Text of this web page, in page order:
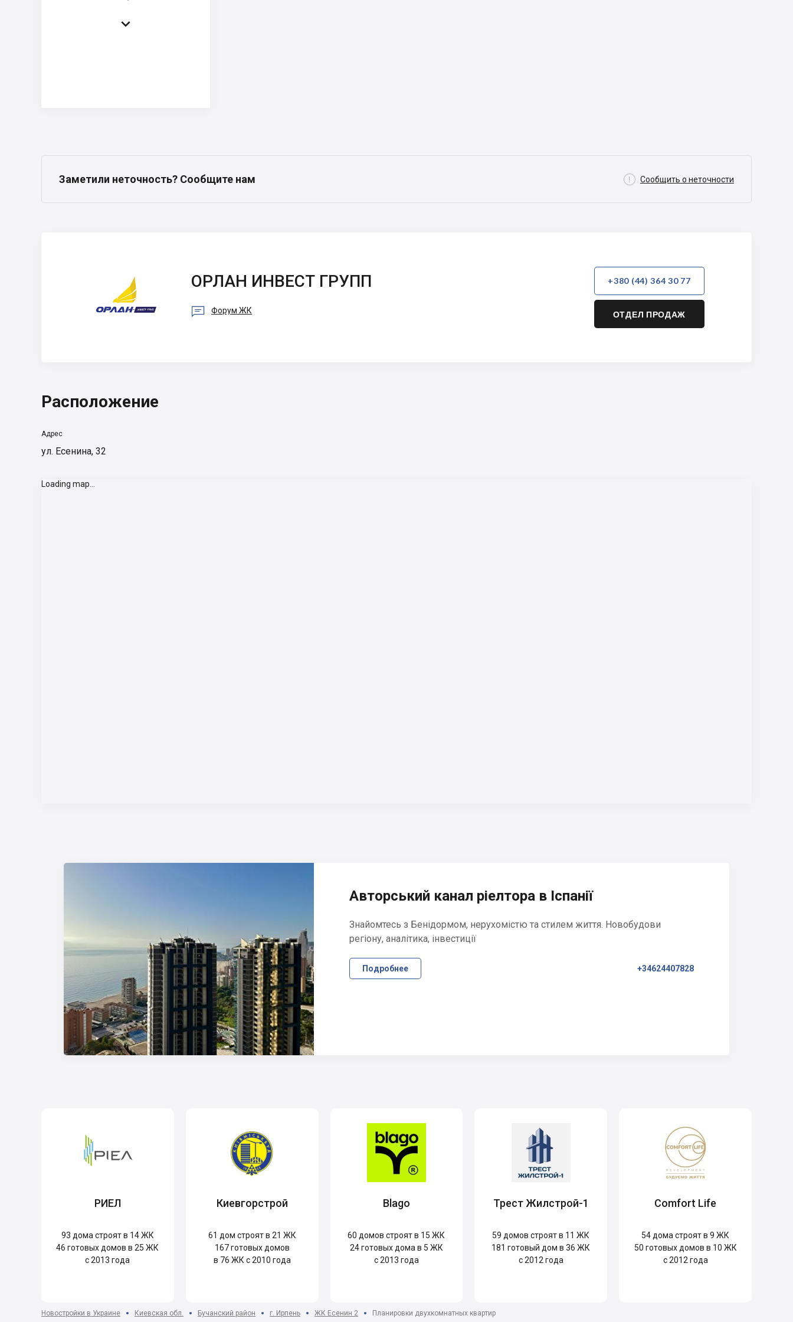

Заметили неточность? Сообщите нам  Сообщить о неточности
ОРЛАН ИНВЕСТ ГРУПП
 Форум ЖК
+380 (44) 364 30 77
ОТДЕЛ ПРОДАЖ
Расположение
Адрес
ул. Есенина, 32
Loading map...
Авторський канал ріелтора в Іспанії
Знайомтесь з Бенідормом, нерухомістю та стилем життя. Новобудови
регіону, аналітика, інвестиції
Подробнее +34624407828
РИЕЛ
93 дома строят в 14 ЖК
46 готовых домов в 25 ЖК
с 2013 года
Киевгорстрой
61 дом строят в 21 ЖК
167готовых домов
в 76 ЖК с 2010 года
Blago
60 домов строят в 15 ЖК
24готовых дома в 5 ЖК
с 2013 года
Трест Жилстрой-1
59 домов строят в 11 ЖК
181 готовый дом в 36 ЖК
с 2012 года
Comfort Life
54 дома строят в 9 ЖК
50 готовых домов в 10 ЖК
с 2012 года
Новостройки в Украине Киевская обл. Бучанский район г. Ирпень ЖК Есенин 2 Планировки двухкомнатных квартир